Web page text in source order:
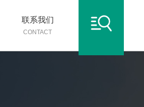
联系我们
CONTACT